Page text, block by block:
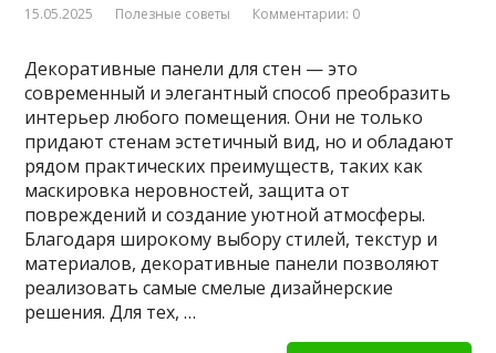
15.05.2025 Полезные советы Комментарии: 0
Декоративные панели для стен — это
современный и элегантный способ преобразить
интерьер любого помещения. Они не только
придают стенам эстетичный вид, но и обладают
рядом практических преимуществ, таких как
маскировка неровностей, защита от
повреждений и создание уютной атмосферы.
Благодаря широкому выбору стилей, текстур и
материалов, декоративные панели позволяют
реализовать самые смелые дизайнерские
решения. Для тех, …